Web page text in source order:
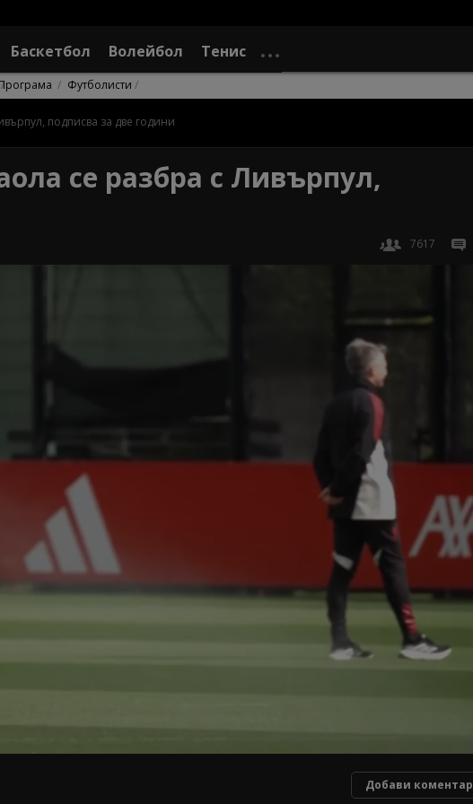
Баскетбол Волейбол Тенис
Програма Футболисти
подписва за две години
се разбра с Ливърпул,
7617
Добави коментар